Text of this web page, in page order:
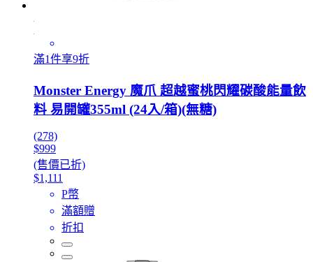
滿1件享9折
Monster Energy 魔爪 超越蜜桃閃耀碳酸能量飲
料 易開罐355ml (24入/箱)(無糖)
(278)
$999
(售價已折)
$1,111
P幣
滿額贈
折扣